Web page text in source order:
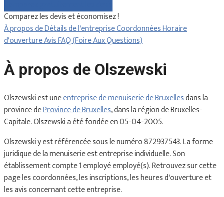
Comparez les devis et économisez !
À propos deDétails de l'entrepriseCoordonnéesHoraire
d'ouvertureAvisFAQ (Foire Aux Questions)
À propos de Olszewski
Olszewski est uneentreprise de menuiserie de Bruxellesdans la
province deProvince de Bruxelles, dans la région de Bruxelles-
Capitale. Olszewski a été fondée en 05-04-2005.
Olszewski y est référencée sous le numéro 872937543. La forme
juridique de la menuiserie est entreprise individuelle. Son
établissement compte 1 employé employé(s). Retrouvez sur cette
page les coordonnées, les inscriptions, les heures d'ouverture et
les avis concernant cette entreprise.